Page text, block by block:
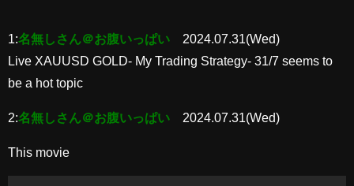
1:名無しさん＠お腹いっぱい
2024.07.31(Wed)
Live XAUUSD GOLD- My Trading Strategy- 31/7 seems to
be a hot topic
2:名無しさん＠お腹いっぱい 2024.07.31(Wed)
This movie